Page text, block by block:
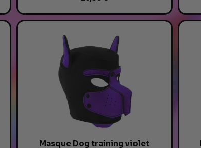
Masque Dog training violet